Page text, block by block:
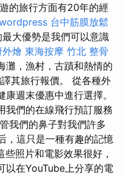
的旅行方面有20年的經
台中筋膜放鬆
大優勢是我們可以意識
燴 東海按摩 竹北 整骨
灘，漁村，古蹟和熱情的
其旅行報價。 從各種外
週末優惠中進行選擇。
我們的在線飛行預訂服務
我們的鼻子對我們許多
，這只是一種有趣的記憶
些照片和電影效果很好，
以在YouTube上分享的電